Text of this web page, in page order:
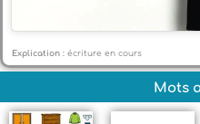
Explication : écriture en cours
Mots